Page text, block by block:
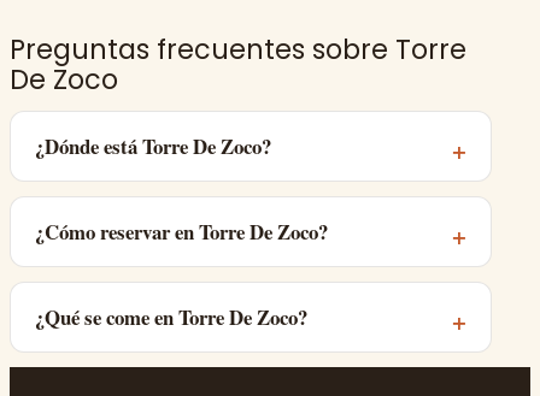
Preguntas frecuentes sobre Torre
De Zoco
¿Dónde está Torre De Zoco?
¿Cómo reservar en Torre De Zoco?
¿Qué se come en Torre De Zoco?